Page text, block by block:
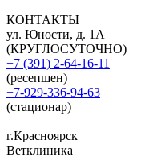
КОНТАКТЫ
ул. Юности, д. 1А
(КРУГЛОСУТОЧНО)
+7 (391) 2-64-16-11
(ресепшен)
+7-929-336-94-63
(стационар)
г.Красноярск
Ветклиника